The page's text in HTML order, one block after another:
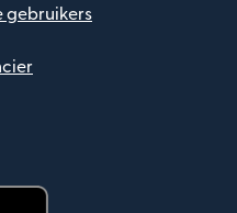
gebruikers